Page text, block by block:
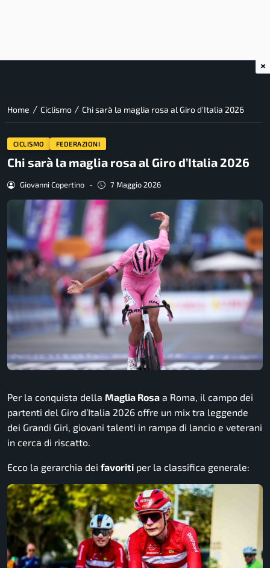
Home / Ciclismo / Chi sarà la maglia rosa al Giro d’Italia 2026
CICLISMO FEDERAZIONI
Chi sarà la maglia rosa al Giro d’Italia 2026
Giovanni Copertino - 7 Maggio 2026
Per la conquista della Maglia Rosa a Roma, il campo dei
partenti del Giro d’Italia 2026 offre un mix tra leggende
dei Grandi Giri, giovani talenti in rampa di lancio e veterani
in cerca di riscatto.
Ecco la gerarchia dei favoriti per la classifica generale:
×